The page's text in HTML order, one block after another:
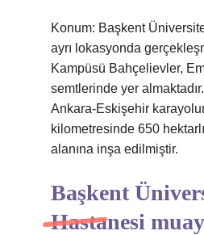
Konum: Başkent
ayrı lokasyonda
Kampüsü Bahçelievler,
semtlerinde yer
Ankara-Eskişehir
kilometresinde 650
alanına inşa edilmiştir.
Başkent
Hastanesi